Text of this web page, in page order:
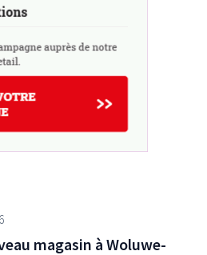
magasin à Woluwe-